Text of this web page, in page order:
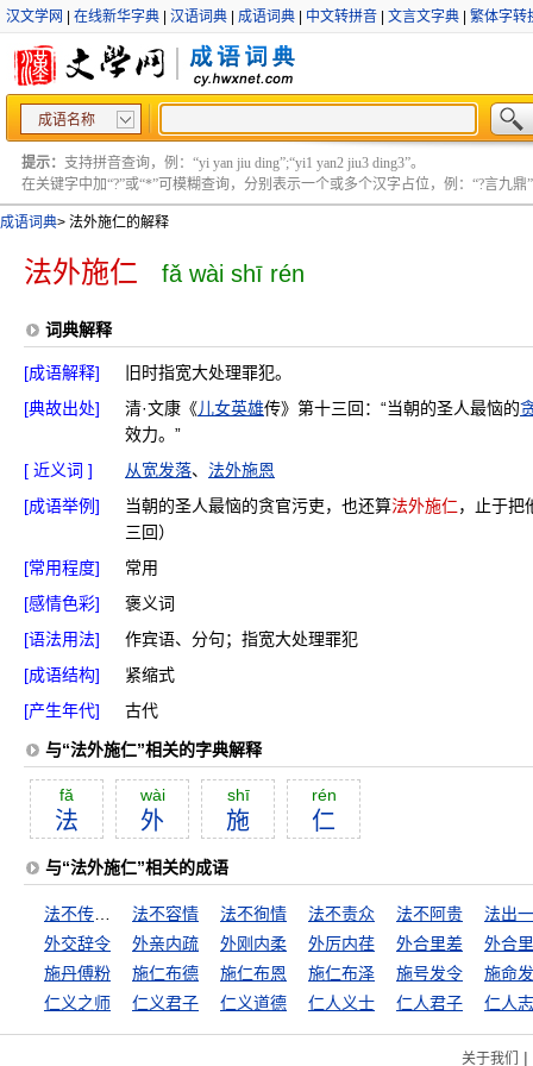
汉文学网 在线新华字典 汉语词典 成语词典 中文转拼音 文言文字典 繁体字转
成语名称
提示： 支持拼音查询，例：“yi yan jiu ding”;“yi1 yan2 jiu3 ding3”。
在关键字中加“?”或“*”可模糊查询，分别表示一个或多个汉字占位，例：“?言九鼎”
成语词典> 法外施仁的解释
法外施仁 fǎ wài shī rén
词典解释
[成语解释]
旧时指宽大处理罪犯。
[典故出处]
清·文康《儿女英雄传》第十三回：“当朝的圣人最恼的
效力。”
[ 近义词 ]
从宽发落、 法外施恩
[成语举例]
当朝的圣人最恼的贪官污吏，也还算法外施仁，止于把
三回）
[常用程度]
常用
[感情色彩]
褒义词
[语法用法]
作宾语、分句；指宽大处理罪犯
[成语结构]
紧缩式
[产生年代]
古代
与“法外施仁”相关的字典解释
fă
法
wài
外
shī
施
rén
仁
与“法外施仁”相关的成语
法不容情 法不徇情 法不责众 法不阿贵
法出
外交辞令
外亲内疏 外刚内柔 外厉内荏 外合里差
外合
施丹傅粉
施仁布德 施仁布恩 施仁布泽 施号发令
施命
仁义之师
仁义君子 仁义道德 仁人义士 仁人君子 仁人
关于我们 |